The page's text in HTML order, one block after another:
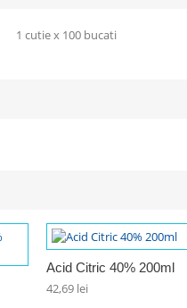
1 cutie x 100 bucati
Acid Citric 40% 200ml
42,69 lei